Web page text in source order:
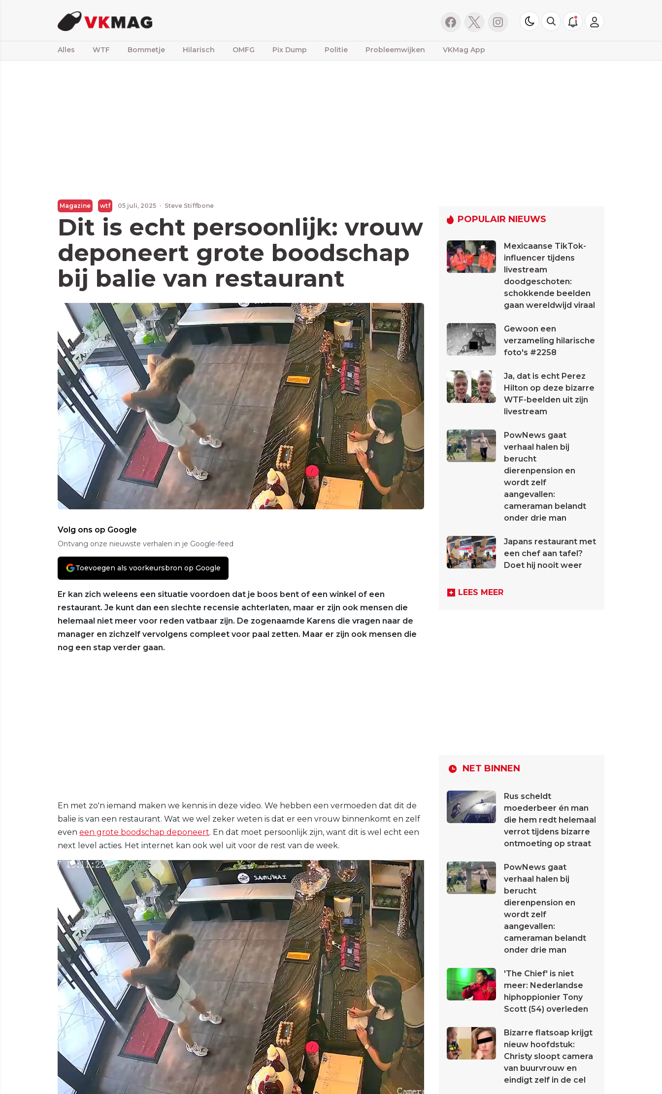
Alles WTF Bommetje Hilarisch OMFG Pix Dump Politie Probleemwijken VKMag App
Magazine wtf 05 juli, 2025 · Steve Stiffbone
Dit is echt persoonlijk: vrouw
deponeert grote boodschap
bij balie van restaurant
Volg ons op Google
Ontvang onze nieuwste verhalen in je Google-feed
Toevoegen als voorkeursbron op Google
Er kan zich weleens een situatie voordoen dat je boos bent of een winkel of een
restaurant. Je kunt dan een slechte recensie achterlaten, maar er zijn ook mensen die
helemaal niet meer voor reden vatbaar zijn. De zogenaamde Karens die vragen naar de
manager en zichzelf vervolgens compleet voor paal zetten. Maar er zijn ook mensen die
nog een stap verder gaan.
En met zo'n iemand maken we kennis in deze video. We hebben een vermoeden dat dit de
balie is van een restaurant. Wat we wel zeker weten is dat er een vrouw binnenkomt en zelf
even een grote boodschap deponeert. En dat moet persoonlijk zijn, want dit is wel echt een
next level acties. Het internet kan ook wel uit voor de rest van de week.
POPULAIR NIEUWS
Mexicaanse TikTok-
influencer tijdens
livestream
doodgeschoten:
schokkende beelden
gaan wereldwijd viraal
Gewoon een
verzameling hilarische
foto's #2258
Ja, dat is echt Perez
Hilton op deze bizarre
WTF-beelden uit zijn
livestream
PowNews gaat
verhaal halen bij
berucht
dierenpension en
wordt zelf
aangevallen:
cameraman belandt
onder drie man
Japans restaurant met
een chef aan tafel?
Doet hij nooit weer
LEES MEER
NET BINNEN
Rus scheldt
moederbeer én man
die hem redt helemaal
verrot tijdens bizarre
ontmoeting op straat
PowNews gaat
verhaal halen bij
berucht
dierenpension en
wordt zelf
aangevallen:
cameraman belandt
onder drie man
'The Chief' is niet
meer: Nederlandse
hiphoppionier Tony
Scott (54) overleden
Bizarre flatsoap krijgt
nieuw hoofdstuk:
Christy sloopt camera
van buurvrouw en
eindigt zelf in de cel